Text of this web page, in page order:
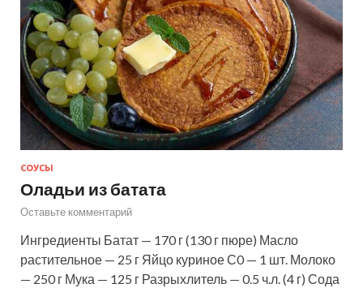
СОУСЫ
Оладьи из батата
Оставьте комментарий
Ингредиенты Батат — 170 г (130 г пюре) Масло
растительное — 25 г Яйцо куриное С0 — 1 шт. Молоко
— 250 г Мука — 125 г Разрыхлитель — 0.5 ч.л. (4 г) Сода